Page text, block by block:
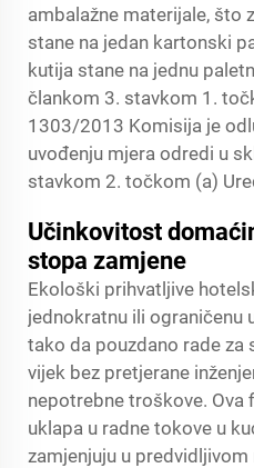
ambalažne materijale, što
stane na jedan kartonski
kutija stane na jednu
člankom 3. stavkom 1.
1303/2013 Komisija je
uvođenju mjera odredi u
stavkom 2. točkom (a)
Učinkovitost
stopa zamjene
Ekološki prihvatljive
jednokratnu ili ograničenu
tako da pouzdano rade za
vijek bez pretjerane
nepotrebne troškove. Ova
uklapa u radne tokove u
zamjenjuju u predvidljivom